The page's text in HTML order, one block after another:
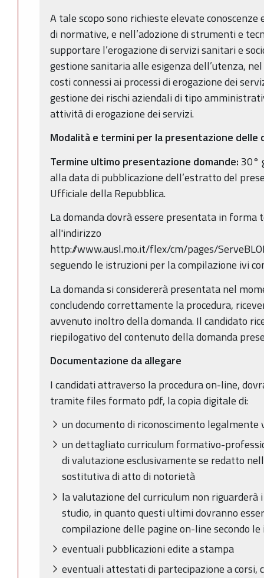
A tale scopo sono richieste elevate
di normative, e nell’adozione di strumenti e
supportare l’erogazione di servizi sanitari e
gestione sanitaria alle esigenza dell’utenza,
costi connessi ai processi di erogazione dei
gestione dei rischi aziendali di tipo
attività di erogazione dei servizi.
Modalità e termini per la presentazione delle
Termine ultimo presentazione domande:30°
alla data di pubblicazione dell’estratto del
Ufficiale della Repubblica.
La domanda dovrà essere presentata in forma
all'indirizzo
http://www.ausl.mo.it/flex/cm/pages/
seguendo le istruzioni per la compilazione ivi
La domanda si considererà presentata nel
concludendo correttamente la procedura,
avvenuto inoltro della domanda. Il candidato
riepilogativo del contenuto della domanda
Documentazione da allegare
I candidati attraverso la procedura on-line,
tramite files formato pdf, la copia digitale di:
un documento di riconoscimento legalmente
un dettagliato curriculum formativo-
di valutazione esclusivamente se redatto
sostitutiva di atto di notorietà
la valutazione del curriculum non riguarderà
studio, in quanto questi ultimi dovranno
compilazione delle pagine on-line secondo
eventuali pubblicazioni edite a stampa
eventuali attestati di partecipazione a corsi,